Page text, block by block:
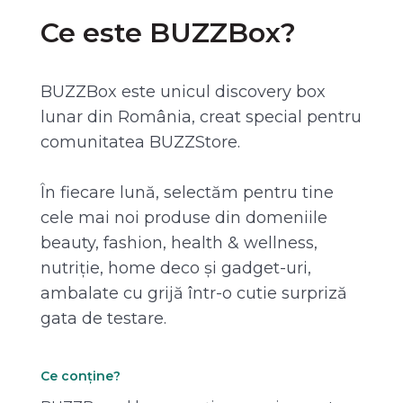
Ce este BUZZBox?
BUZZBox este unicul discovery box
lunar din România, creat special pentru
comunitatea BUZZStore.
În fiecare lună, selectăm pentru tine
cele mai noi produse din domeniile
beauty, fashion, health & wellness,
nutriție, home deco și gadget-uri,
ambalate cu grijă într-o cutie surpriză
gata de testare.
Ce conține?